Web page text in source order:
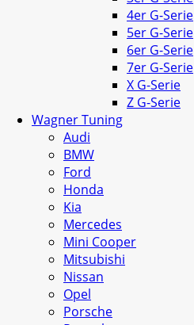
4er G-Serie
5er G-Serie
6er G-Serie
7er G-Serie
X G-Serie
Z G-Serie
Wagner Tuning
Audi
BMW
Ford
Honda
Kia
Mercedes
Mini Cooper
Mitsubishi
Nissan
Opel
Porsche